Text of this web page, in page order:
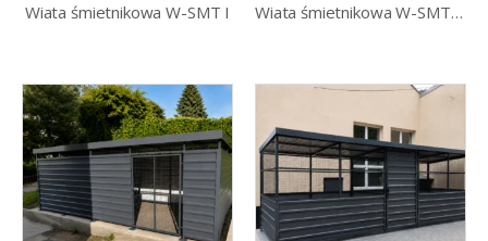
Wiata śmietnikowa W-SMT I Wiata śmietnikowa W-SMT R – drzwi przesuwne